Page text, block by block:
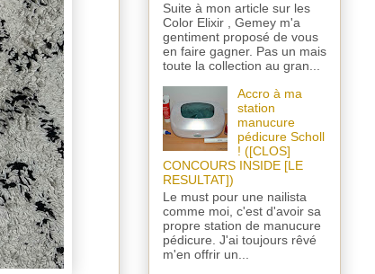
Suite à mon article sur les
Color Elixir , Gemey m'a
gentiment proposé de vous
en faire gagner. Pas un mais
toute la collection au gran...
Accro à ma
station
manucure
pédicure Scholl
! ([CLOS]
CONCOURS INSIDE [LE
RESULTAT])
Le must pour une nailista
comme moi, c'est d'avoir sa
propre station de manucure
pédicure. J'ai toujours rêvé
m'en offrir un...